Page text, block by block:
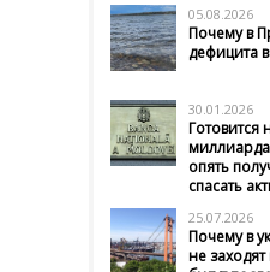
05.08.2026
Почему в
дефицита
30.01.2026
Готовится
опять
спасать
25.07.2026
Почему в
не